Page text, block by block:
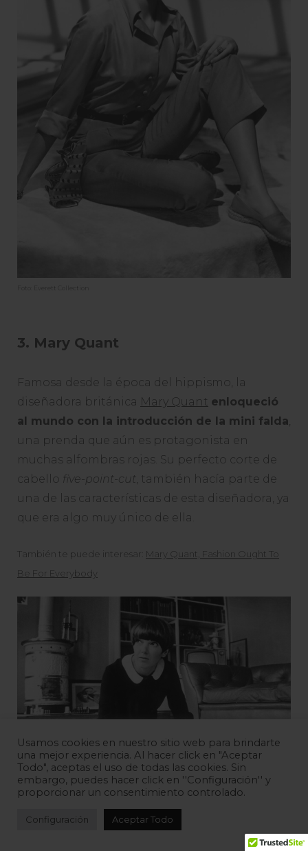
Foto: Everett Collection
3. Mary Quant
Famosa desde la época del hippismo, la
diseñadora británica Mary Quant enloqueció
al mundo con la introducción de la mini falda,
una prenda que aún es protagonista en
muchas alfombras rojas. Su perfecto corte de
cabello five-point-cut, también hacía parte de
una de las características de esta diseñadora, ya
que era algo muy único de ella.
También te puede interesar: Mary Quant, Fashion Ought To
Be For Everybody
Foto: Keystone/Getty Images
Usamos cookies en nuestro sitio web para brindarte
una mejor experiencia. Al hacer click en "Aceptar
Todo", aceptas el uso de todas las cookies. Sin
embargo, puedes hacer click en ''Configuración'' y
proporcionar un consentimiento controlado.
Configuración Aceptar Todo